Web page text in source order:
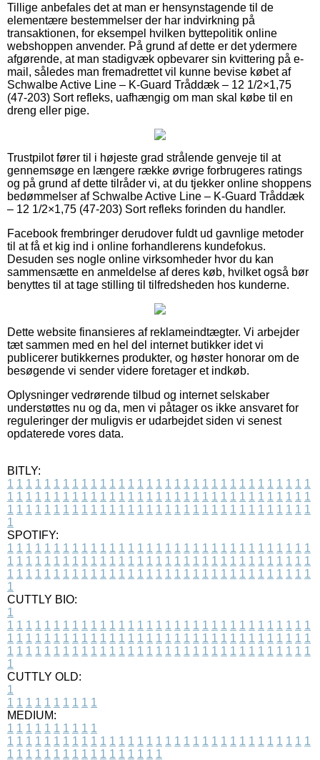
Tillige anbefales det at man er hensynstagende til de
elementære bestemmelser der har indvirkning på
transaktionen, for eksempel hvilken byttepolitik online
webshoppen anvender. På grund af dette er det ydermere
afgørende, at man stadigvæk opbevarer sin kvittering på e-
mail, således man fremadrettet vil kunne bevise købet af
Schwalbe Active Line – K-Guard Tråddæk – 12 1/2×1,75
(47-203) Sort refleks, uafhængig om man skal købe til en
dreng eller pige.
Trustpilot fører til i højeste grad strålende genveje til at
gennemsøge en længere række øvrige forbrugeres ratings
og på grund af dette tilråder vi, at du tjekker online shoppens
bedømmelser af Schwalbe Active Line – K-Guard Tråddæk
– 12 1/2×1,75 (47-203) Sort refleks forinden du handler.
Facebook frembringer derudover fuldt ud gavnlige metoder
til at få et kig ind i online forhandlerens kundefokus.
Desuden ses nogle online virksomheder hvor du kan
sammensætte en anmeldelse af deres køb, hvilket også bør
benyttes til at tage stilling til tilfredsheden hos kunderne.
Dette website finansieres af reklameindtægter. Vi arbejder
tæt sammen med en hel del internet butikker idet vi
publicerer butikkernes produkter, og høster honorar om de
besøgende vi sender videre foretager et indkøb.
Oplysninger vedrørende tilbud og internet selskaber
understøttes nu og da, men vi påtager os ikke ansvaret for
reguleringer der muligvis er udarbejdet siden vi senest
opdaterede vores data.
BITLY:
1 1 1 1 1 1 1 1 1 1 1 1 1 1 1 1 1 1 1 1 1 1 1 1 1 1 1 1 1 1 1 1 1
1 1 1 1 1 1 1 1 1 1 1 1 1 1 1 1 1 1 1 1 1 1 1 1 1 1 1 1 1 1 1 1 1
1 1 1 1 1 1 1 1 1 1 1 1 1 1 1 1 1 1 1 1 1 1 1 1 1 1 1 1 1 1 1 1 1
1
SPOTIFY:
1 1 1 1 1 1 1 1 1 1 1 1 1 1 1 1 1 1 1 1 1 1 1 1 1 1 1 1 1 1 1 1 1
1 1 1 1 1 1 1 1 1 1 1 1 1 1 1 1 1 1 1 1 1 1 1 1 1 1 1 1 1 1 1 1 1
1 1 1 1 1 1 1 1 1 1 1 1 1 1 1 1 1 1 1 1 1 1 1 1 1 1 1 1 1 1 1 1 1
1
CUTTLY BIO:
1
1 1 1 1 1 1 1 1 1 1 1 1 1 1 1 1 1 1 1 1 1 1 1 1 1 1 1 1 1 1 1 1 1
1 1 1 1 1 1 1 1 1 1 1 1 1 1 1 1 1 1 1 1 1 1 1 1 1 1 1 1 1 1 1 1 1
1 1 1 1 1 1 1 1 1 1 1 1 1 1 1 1 1 1 1 1 1 1 1 1 1 1 1 1 1 1 1 1 1
1
CUTTLY OLD:
1
1 1 1 1 1 1 1 1 1 1
MEDIUM:
1 1 1 1 1 1 1 1 1 1
1 1 1 1 1 1 1 1 1 1 1 1 1 1 1 1 1 1 1 1 1 1 1 1 1 1 1 1 1 1 1 1 1
1 1 1 1 1 1 1 1 1 1 1 1 1 1 1 1 1